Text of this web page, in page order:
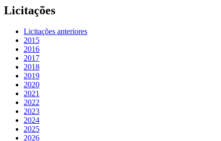
Licitações
Licitações anteriores
2015
2016
2017
2018
2019
2020
2021
2022
2023
2024
2025
2026